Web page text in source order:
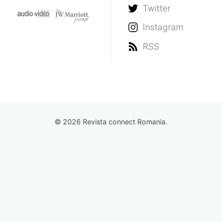
Twitter
Instagram
RSS
© 2026 Revista connect Romania.